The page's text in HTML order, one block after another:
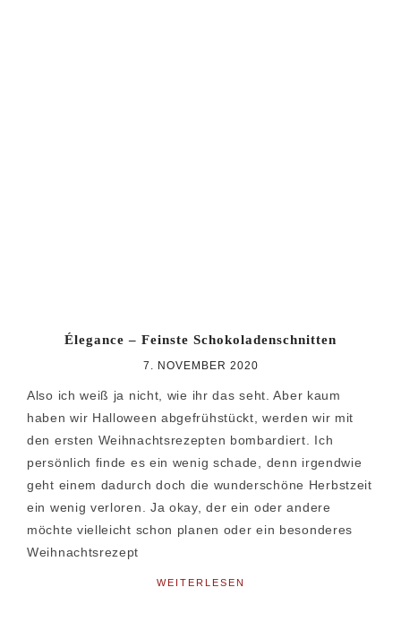
Élegance – Feinste Schokoladenschnitten
7. NOVEMBER 2020
Also ich weiß ja nicht, wie ihr das seht. Aber kaum
haben wir Halloween abgefrühstückt, werden wir mit
den ersten Weihnachtsrezepten bombardiert. Ich
persönlich finde es ein wenig schade, denn irgendwie
geht einem dadurch doch die wunderschöne Herbstzeit
ein wenig verloren. Ja okay, der ein oder andere
möchte vielleicht schon planen oder ein besonderes
Weihnachtsrezept
WEITERLESEN